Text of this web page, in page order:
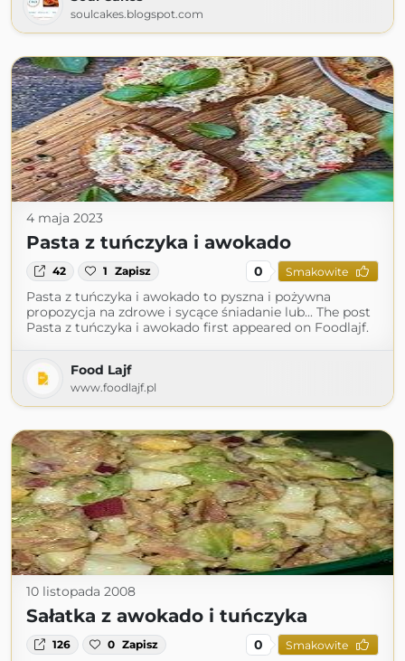
soulcakes.blogspot.com
4 maja 2023
Pasta z tuńczyka i awokado
42 1 Zapisz 0 Smakowite
Pasta z tuńczyka i awokado to pyszna i pożywna
propozycja na zdrowe i sycące śniadanie lub... The post
Pasta z tuńczyka i awokado first appeared on Foodlajf.
Food Lajf
www.foodlajf.pl
10 listopada 2008
Sałatka z awokado i tuńczyka
126 0 Zapisz 0 Smakowite